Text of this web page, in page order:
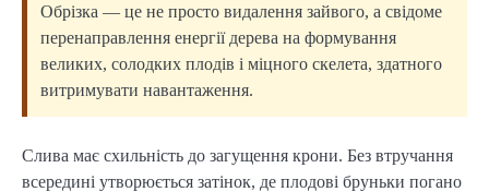
Обрізка — це не просто видалення зайвого, а свідоме
перенаправлення енергії дерева на формування
великих, солодких плодів і міцного скелета, здатного
витримувати навантаження.
Слива має схильність до загущення крони. Без втручання
всередині утворюється затінок, де плодові бруньки погано